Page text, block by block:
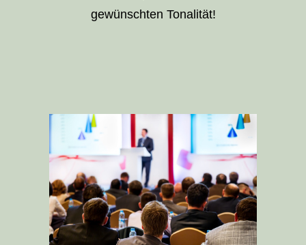
gewünschten Tonalität!